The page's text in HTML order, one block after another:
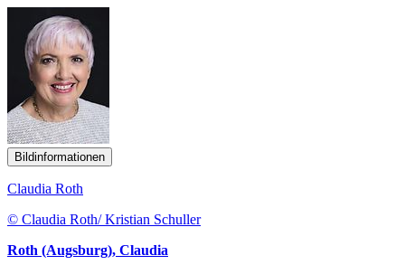
Bildinformationen
Claudia Roth
© Claudia Roth/ Kristian Schuller
Roth (Augsburg), Claudia